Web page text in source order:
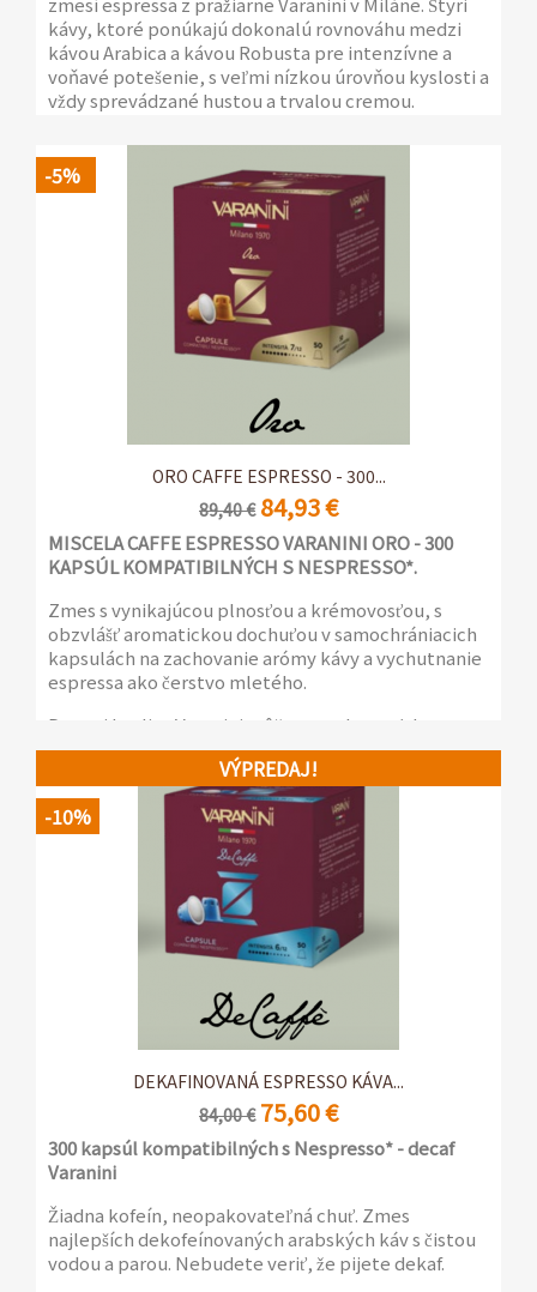
kávy, ktoré ponúkajú dokonalú rovnováhu medzi
kávou Arabica a kávou Robusta pre intenzívne a
voňavé potešenie, s veľmi nízkou úrovňou kyslosti a
vždy sprevádzané hustou a trvalou cremou.
4 balenia po 1 kg s ventilom na ochranu arómy
ORO CAFFE ESPRESSO - 300...
89,40 € 84,93 €
MISCELA CAFFE ESPRESSO VARANINI ORO - 300
KAPSÚL KOMPATIBILNÝCH S NESPRESSO*.
Zmes s vynikajúcou plnosťou a krémovosťou, s
obzvlášť aromatickou dochuťou v samochrániacich
kapsulách na zachovanie arómy kávy a vychutnanie
espressa ako čerstvo mletého.
Dnes si kvalitu Varanini môžete vychutnať doma,
rovnako ako v kancelárii, vďaka novej rade kávy v
kapsulách a vreckách, vyrobených na dosiahnutie
maximálnej arómy a jedinečnej chuti, ktorá
charakterizuje kávu Varanini línie Bar.
6 balení po 50 samochrániacich kapsulách
-5%
DEKAFINOVANÁ ESPRESSO KÁVA...
84,00 € 75,60 €
300 kapsúl kompatibilných s Nespresso* - decaf
Varanini
Žiadna kofeín, neopakovateľná chuť. Zmes
najlepších dekofeínovaných arabských káv s čistou
vodou a parou. Nebudete veriť, že pijete dekaf.
VÝPREDAJ!
-10%